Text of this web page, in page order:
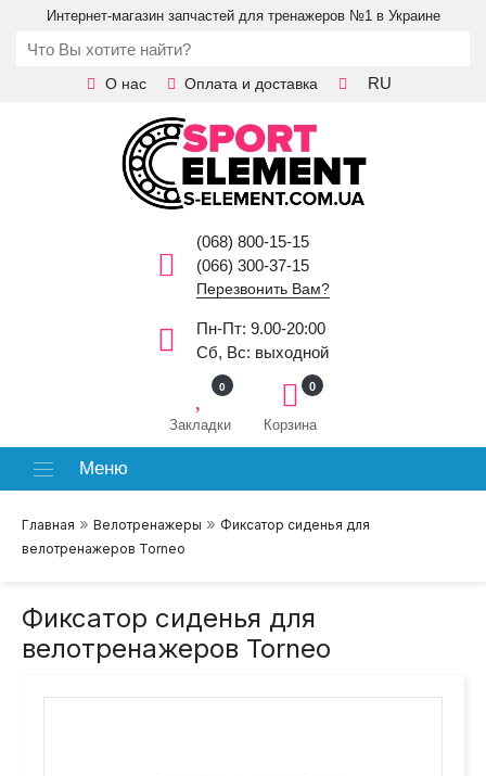
Интернет-магазин запчастей для тренажеров №1 в Украине
О нас Оплата и доставка RU
(068) 800-15-15
(066) 300-37-15
Перезвонить Вам?
Пн-Пт: 9.00-20:00
Сб, Вс: выходной
Закладки
0
Корзина
0
Меню
Главная » Велотренажеры » Фиксатор сиденья для
велотренажеров Torneo
Фиксатор сиденья для
велотренажеров Torneo